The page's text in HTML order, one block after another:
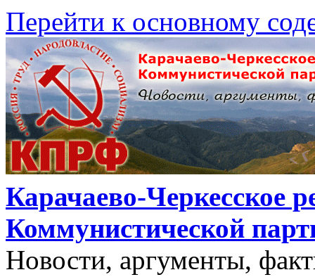
Перейти к основному
Карачаево-Черкесское
Коммунистической
Новости, аргументы,